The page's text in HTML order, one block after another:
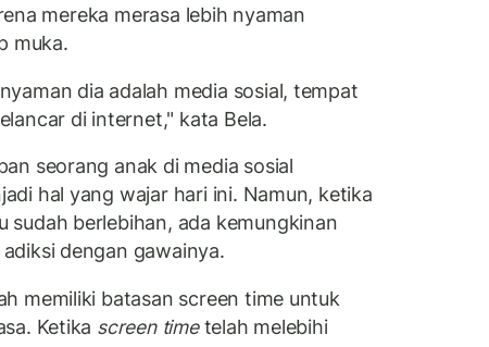
mereka merasa lebih nyaman
muka.
dia adalah media sosial, tempat
di internet," kata Bela.
seorang anak di media sosial
hal yang wajar hari ini. Namun, ketika
sudah berlebihan, ada kemungkinan
dengan gawainya.
memiliki batasan screen time untuk
Ketika screen timetelah melebihi